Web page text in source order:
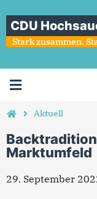
CDU
Stark zusammen.
Aktuell
Marktumfeld
29. September